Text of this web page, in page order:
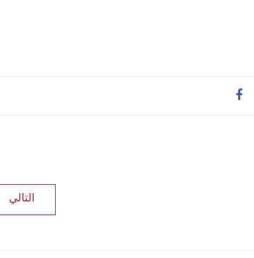
التالي